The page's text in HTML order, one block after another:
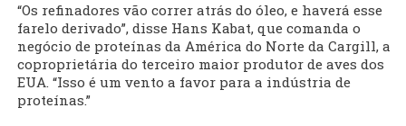
“Os refinadores vão correr atrás do óleo, e haverá esse
farelo derivado”, disse Hans Kabat, que comanda o
negócio de proteínas da América do Norte da Cargill, a
coproprietária do terceiro maior produtor de aves dos
EUA. “Isso é um vento a favor para a indústria de
proteínas.”